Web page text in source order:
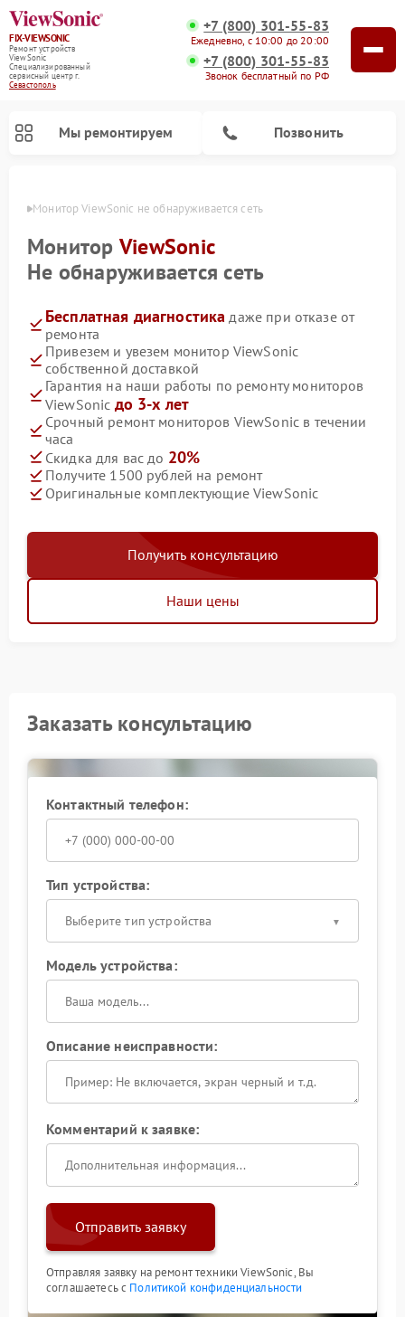
FIX-VIEWSONIC
Ремонт устройств
ViewSonic
Специализированный
cервисный центр г.
Севастополь
+7 (800) 301-55-83
Ежедневно, с 10:00 до 20:00
+7 (800) 301-55-83
Звонок бесплатный по РФ
Мы ремонтируем Позвонить
Монитор ViewSonic не обнаруживается сеть
Монитор ViewSonic
Не обнаруживается сеть
Бесплатная диагностика даже при отказе от
ремонта
Привезем и увезем монитор ViewSonic
собственной доставкой
Гарантия на наши работы по ремонту мониторов
ViewSonic до 3-х лет
Срочный ремонт мониторов ViewSonic в течении
часа
Скидка для вас до 20%
Получите 1500 рублей на ремонт
Оригинальные комплектующие ViewSonic
Получить консультацию
Наши цены
Заказать консультацию
Контактный телефон:
Тип устройства:
Выберите тип устройства
Модель устройства:
Описание неисправности:
Комментарий к заявке:
Отправить заявку
Отправляя заявку на ремонт техники ViewSonic, Вы
соглашаетесь с Политикой конфиденциальности